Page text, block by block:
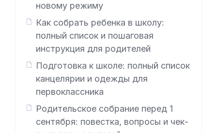
новому режиму
Как собрать ребенка в школу:
полный список и пошаговая
инструкция для родителей
Подготовка к школе: полный список
канцелярии и одежды для
первоклассника
Родительское собрание перед 1
сентября: повестка, вопросы и чек-